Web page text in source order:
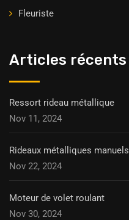
Fleuriste
Articles récents
Ressort rideau métallique
Nov 11, 2024
Rideaux métalliques manuels
Nov 22, 2024
Moteur de volet roulant
Nov 30, 2024